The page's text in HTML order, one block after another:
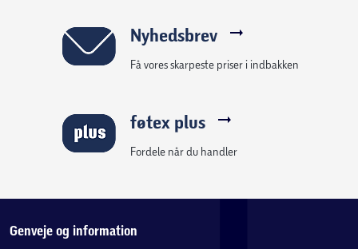
Nyhedsbrev
Få vores skarpeste priser i indbakken
føtex plus
Fordele når du handler
Genveje og information